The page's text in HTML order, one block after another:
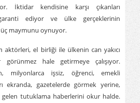
İktidar kendisine karşı çıkanları
garanti ediyor ve ülke gerçeklerinin
üç maymunu oynuyor.
aktörleri, el birliği ile ülkenin can yakıcı
görünmez hale getirmeye çalışıyor.
milyonlarca işsiz, öğrenci, emekli
ekranda, gazetelerde görmek yerine,
gelen tutuklama haberlerini okur halde.